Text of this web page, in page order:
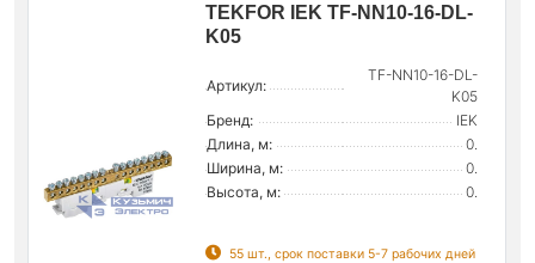
TEKFOR IEK TF-NN10-16-DL-
K05
Артикул:
TF-NN10-16-DL-
K05
Бренд:
IEK
Длина, м:
0.
Ширина, м:
0.
Высота, м:
0.
55 шт., срок поставки 5-7 рабочих дней